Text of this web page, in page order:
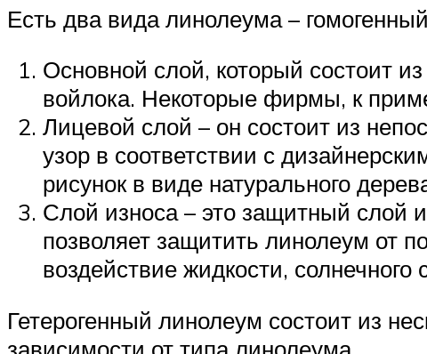
Есть два вида линолеума –
Основной слой, который состоит
войлока. Некоторые фирмы, к
Лицевой слой – он состоит из
узор в соответствии с
рисунок в виде натурального
Слой износа – это защитный слой
позволяет защитить линолеум от
воздействие жидкости,
Гетерогенный линолеум состоит из